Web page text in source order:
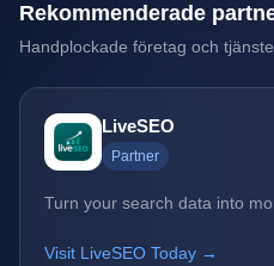
Rekommenderade
Handplockade företag och
LiveSEO
Partner
Turn your search data into
Visit LiveSEO Today →